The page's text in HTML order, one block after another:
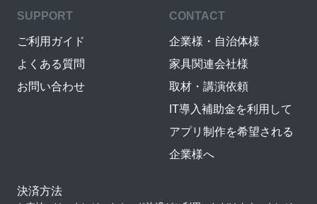
SUPPORT
ご利用ガイド
よくある質問
お問い合わせ
CONTACT
企業様・自治体様
家具関連会社様
取材・講演依頼
IT導入補助金を利用して
アプリ制作を希望される
企業様へ
決済方法